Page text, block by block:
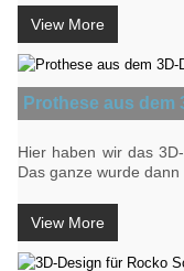
View More
Prothese aus dem
Hier haben wir das
Das ganze wurde
View More